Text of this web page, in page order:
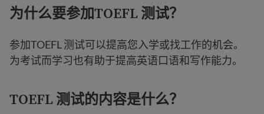
为什么要参加TOEFL 测试？
参加TOEFL 测试可以提高您入学或找工作的机会。
为考试而学习也有助于提高英语口语和写作能力。
TOEFL 测试的内容是什么？